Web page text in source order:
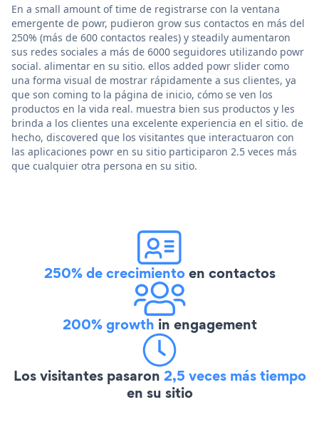
En a small amount of time de registrarse con la ventana
emergente de powr, pudieron grow sus contactos en más del
250% (más de 600 contactos reales) y steadily aumentaron
sus redes sociales a más de 6000 seguidores utilizando powr
social. alimentar en su sitio. ellos added powr slider como
una forma visual de mostrar rápidamente a sus clientes, ya
que son coming to la página de inicio, cómo se ven los
productos en la vida real. muestra bien sus productos y les
brinda a los clientes una excelente experiencia en el sitio. de
hecho, discovered que los visitantes que interactuaron con
las aplicaciones powr en su sitio participaron 2.5 veces más
que cualquier otra persona en su sitio.
250% de crecimientoen contactos
200% growth in engagement
Los visitantes pasaron 2,5 veces más tiempo
en su sitio